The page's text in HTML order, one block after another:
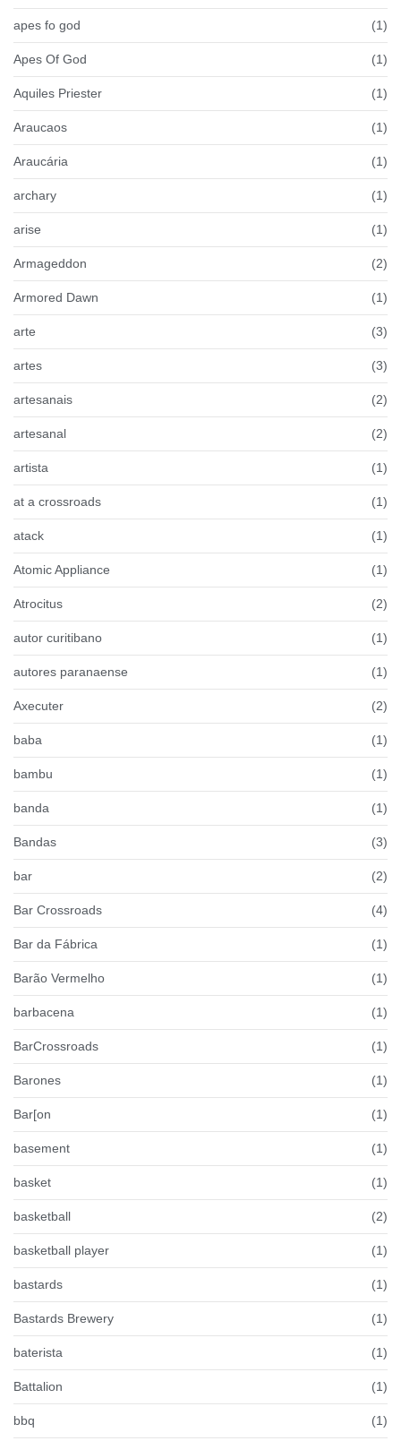
apes fo god (1)
Apes Of God (1)
Aquiles Priester (1)
Araucaos (1)
Araucária (1)
archary (1)
arise (1)
Armageddon (2)
Armored Dawn (1)
arte (3)
artes (3)
artesanais (2)
artesanal (2)
artista (1)
at a crossroads (1)
atack (1)
Atomic Appliance (1)
Atrocitus (2)
autor curitibano (1)
autores paranaense (1)
Axecuter (2)
baba (1)
bambu (1)
banda (1)
Bandas (3)
bar (2)
Bar Crossroads (4)
Bar da Fábrica (1)
Barão Vermelho (1)
barbacena (1)
BarCrossroads (1)
Barones (1)
Bar[on (1)
basement (1)
basket (1)
basketball (2)
basketball player (1)
bastards (1)
Bastards Brewery (1)
baterista (1)
Battalion (1)
bbq (1)